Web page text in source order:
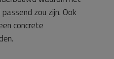
zou zijn. Ook
concrete